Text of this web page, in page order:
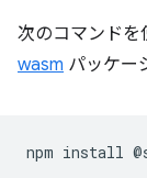
次のコマンドを
wasm パッケー
npm install